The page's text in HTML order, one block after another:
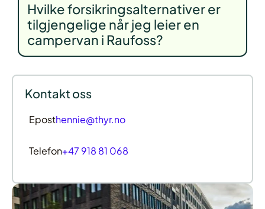
Hvilke forsikringsalternativer er
tilgjengelige når jeg leier en
campervan i Raufoss?
Kontakt oss
Eposthennie@thyr.no
Telefon+47 918 81 068